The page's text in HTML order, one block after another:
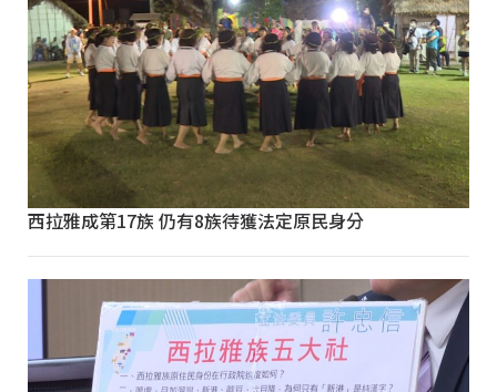
西拉雅成第17族 仍有8族待獲法定原民身分